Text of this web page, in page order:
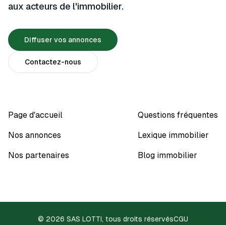
aux acteurs de l'immobilier.
Diffuser vos annonces
Contactez-nous
Page d'accueil
Nos annonces
Nos partenaires
Questions fréquentes
Lexique immobilier
Blog immobilier
© 2026 SAS LOTTI, tous droits réservésCGU